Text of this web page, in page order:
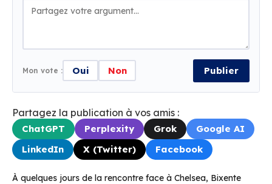
Mon vote : Oui Non Publier
Partagez la publication à vos amis :
ChatGPT Perplexity Grok
Google AI
LinkedIn
X (Twitter) Facebook
À quelques jours de la rencontre face à Chelsea, Bixente